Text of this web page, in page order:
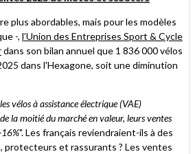
plus abordables, mais pour les modèles
-, l’Union des Entreprises Sport & Cycle
dans son bilan annuel que 1 836 000 vélos
dans l'Hexagone, soit une diminution
vélos à assistance électrique (VAE)
la moitié du marché en valeur, leurs ventes
16%". Les français reviendraient-ils à des
protecteurs et rassurants ? Les ventes